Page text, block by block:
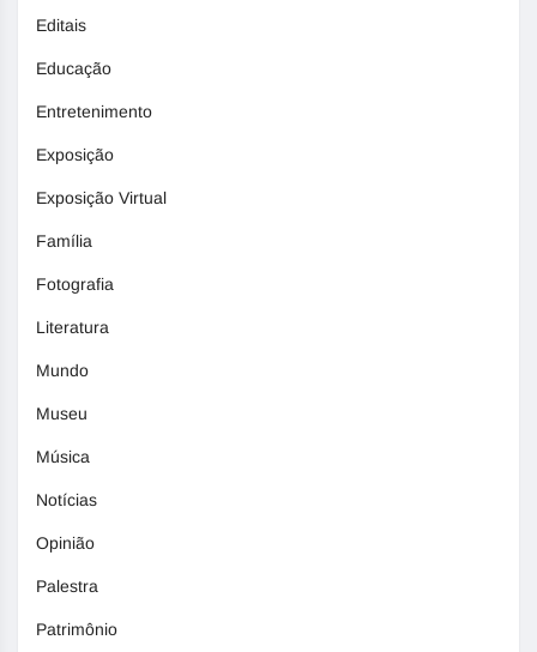
Editais
Educação
Entretenimento
Exposição
Exposição Virtual
Família
Fotografia
Literatura
Mundo
Museu
Música
Notícias
Opinião
Palestra
Patrimônio